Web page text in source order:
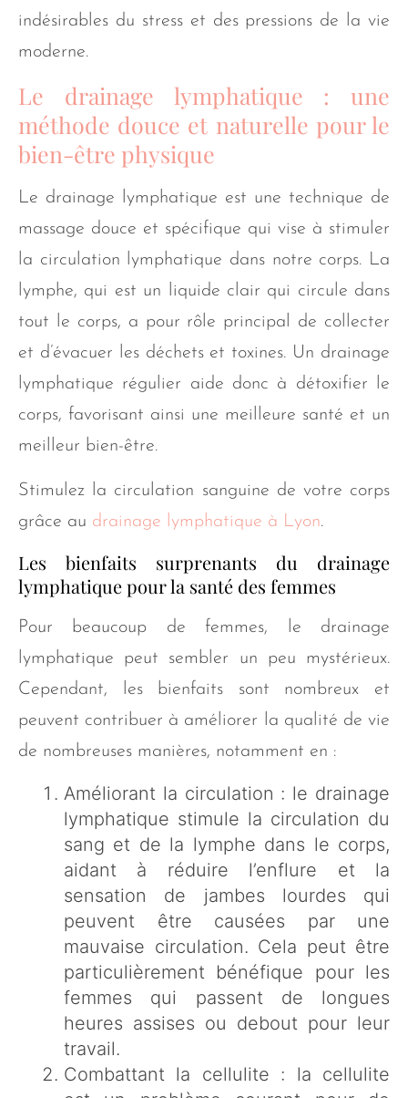
indésirables du stress et des pressions de la vie
moderne.
Le drainage lymphatique : une
méthode douce et naturelle pour le
bien-être physique
Le drainage lymphatique est une technique de
massage douce et spécifique qui vise à stimuler
la circulation lymphatique dans notre corps. La
lymphe, qui est un liquide clair qui circule dans
tout le corps, a pour rôle principal de collecter
et d’évacuer les déchets et toxines. Un drainage
lymphatique régulier aide donc à détoxifier le
corps, favorisant ainsi une meilleure santé et un
meilleur bien-être.
Stimulez la circulation sanguine de votre corps
grâce au drainage lymphatique à Lyon.
Les bienfaits surprenants du drainage
lymphatique pour la santé des femmes
Pour beaucoup de femmes, le drainage
lymphatique peut sembler un peu mystérieux.
Cependant, les bienfaits sont nombreux et
peuvent contribuer à améliorer la qualité de vie
de nombreuses manières, notamment en :
Améliorant la circulation : le drainage
lymphatique stimule la circulation du
sang et de la lymphe dans le corps,
aidant à réduire l’enflure et la
sensation de jambes lourdes qui
peuvent être causées par une
mauvaise circulation. Cela peut être
particulièrement bénéfique pour les
femmes qui passent de longues
heures assises ou debout pour leur
travail.
Combattant la cellulite : la cellulite